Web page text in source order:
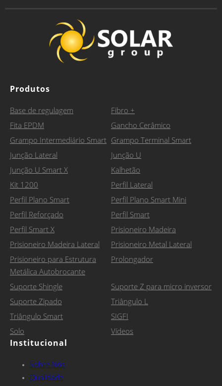
Produtos
Base de regulagem
Fibro +
Fita EPDM
Gancho Cerâmico
Grampo Intermediário Smart Grampo Terminal Smart
Junção Lateral
Junção U
Junção U Smart X
Kalhetão
Kit 1200
Perfil Lateral
Perfil Plano Smart
Perfil Plano Smart Mini
Perfil Reforçado
Perfil Smart
Perfil Smart X
Prisioneiro Madeira
Prisioneiro Madeira Lateral
Prisioneiro Metal Lateral
Prisioneiro para Estrutura
Metálica Autobrocante
Prolongador
Suporte Shingle
Suporte Z para micro inversor
Suporte Zipado
Triângulo L
Triângulo Smart
SIGFI
Solo
Vídeos
Institucional
Sobre Nós
Qualidade